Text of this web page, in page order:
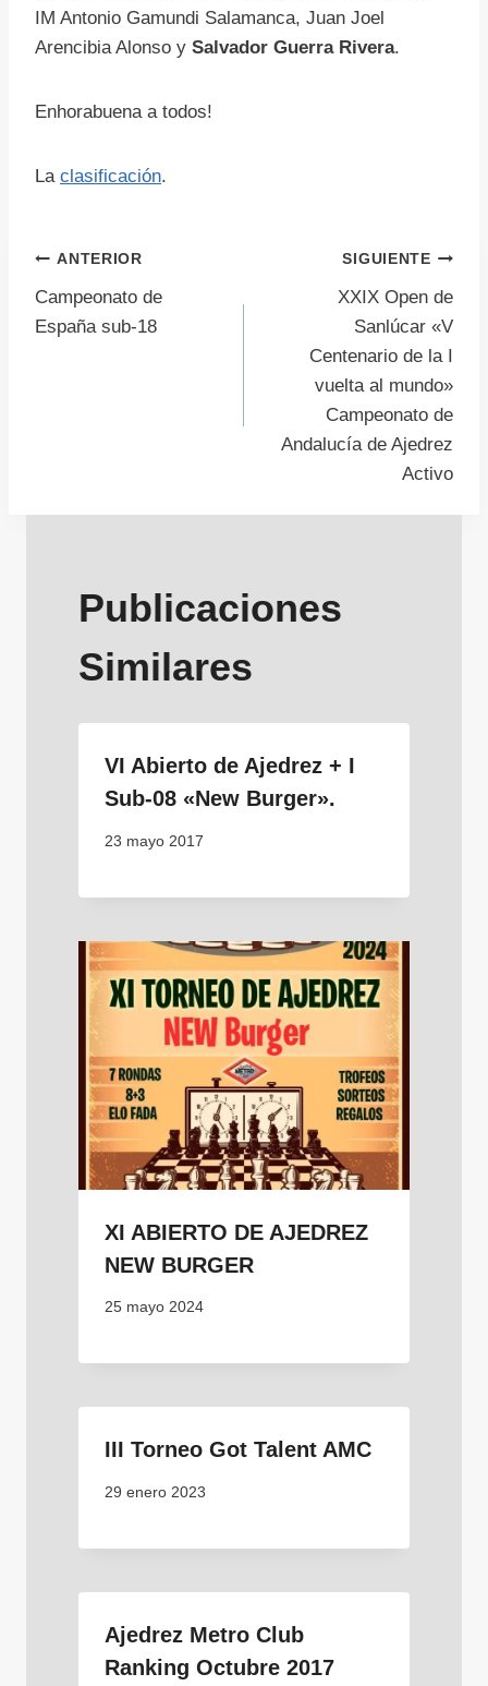
IM Antonio Gamundi Salamanca, Juan Joel
Arencibia Alonso y Salvador Guerra Rivera.
Enhorabuena a todos!
La clasificación.
Navegación
de
ANTERIOR
Campeonato de
España sub-18
SIGUIENTE
XXIX Open de
Sanlúcar «V
Centenario de la I
vuelta al mundo»
Campeonato de
Andalucía de Ajedrez
Activo
Publicaciones
Similares
VI Abierto de Ajedrez + I
Sub-08 «New Burger».
23 mayo 2017
XI ABIERTO DE AJEDREZ
NEW BURGER
25 mayo 2024
III Torneo Got Talent AMC
29 enero 2023
Ajedrez Metro Club
Ranking Octubre 2017